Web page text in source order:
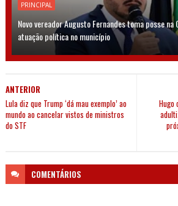
PRINCIPAL
Novo vereador Augusto Fernandes toma posse
atuação política no município
Hugo
ANTERIOR
Lula diz que Trump ‘dá mau exemplo’ ao
mundo ao cancelar vistos de ministros
do STF
COMENTÁRIOS